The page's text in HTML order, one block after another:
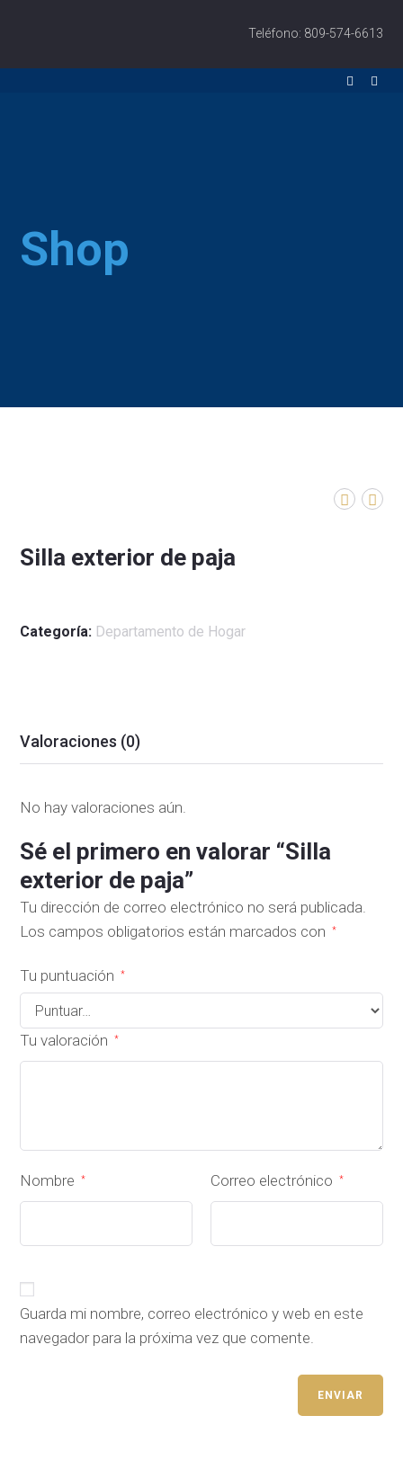
Teléfono: 809-574-6613
Shop
Silla exterior de paja
Categoría: Departamento de Hogar
Valoraciones (0)
No hay valoraciones aún.
Sé el primero en valorar “Silla
exterior de paja”
Tu dirección de correo electrónico no será publicada.
Los campos obligatorios están marcados con
*
Tu puntuación *
Tu valoración *
Nombre * Correo electrónico *
Guarda mi nombre, correo electrónico y web en este
navegador para la próxima vez que comente.